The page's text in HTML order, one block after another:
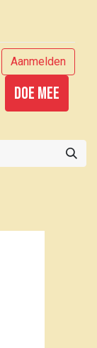
Aanmelden
Doe mee